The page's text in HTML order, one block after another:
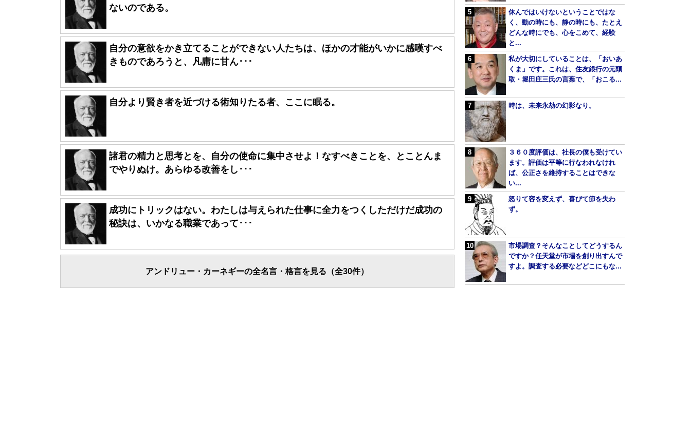
ないのである。
自分の意欲をかき立てることができない人たちは、ほかの才能がいかに感嘆すべ
きものであろうと、凡庸に甘ん･･･
自分より賢き者を近づける術知りたる者、ここに眠る。
諸君の精力と思考とを、自分の使命に集中させよ！なすべきことを、とことんま
でやりぬけ。あらゆる改善をし･･･
成功にトリックはない。わたしは与えられた仕事に全力をつくしただけだ成功の
秘訣は、いかなる職業であって･･･
アンドリュー・カーネギーの全名言・格言を見る（全30件）
休んではいけないということではな
く、動の時にも、静の時にも、たとえ
どんな時にでも、心をこめて、経験
と...
私が大切にしていることは、「おいあ
くま」です。これは、住友銀行の元頭
取・堀田庄三氏の言葉で、「おこる...
時は、未来永劫の幻影なり。
３６０度評価は、社長の僕も受けてい
ます。評価は平等に行なわれなけれ
ば、公正さを維持することはできな
い...
怒りて容を変えず、喜びて節を失わ
ず。
市場調査？そんなことしてどうするん
ですか？任天堂が市場を創り出すんで
すよ。調査する必要などどこにもな...